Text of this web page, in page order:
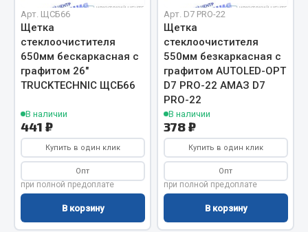
Система питания
Тормозная система
Колеса и шины
Система охлаждения
Подвеска
Оперение кабины
Показать ещё
Весь раздел
Запчасти FAW
Арт. ЩСБ66
Щетка
стеклоочистителя
650мм бескаркасная с
графитом 26"
TRUCKTECHNIC ЩСБ66
В наличии
441 ₽
Купить в один клик
Опт
при полной предоплате
В корзину
Арт. D7 PRO-22
Щетка
стеклоочистителя
550мм безкаркасная с
графитом AUTOLED-OPT
D7 PRO-22 АМАЗ D7
PRO-22
В наличии
378 ₽
Купить в один клик
Опт
при полной предоплате
В корзину